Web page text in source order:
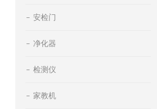
安检门
净化器
检测仪
家教机